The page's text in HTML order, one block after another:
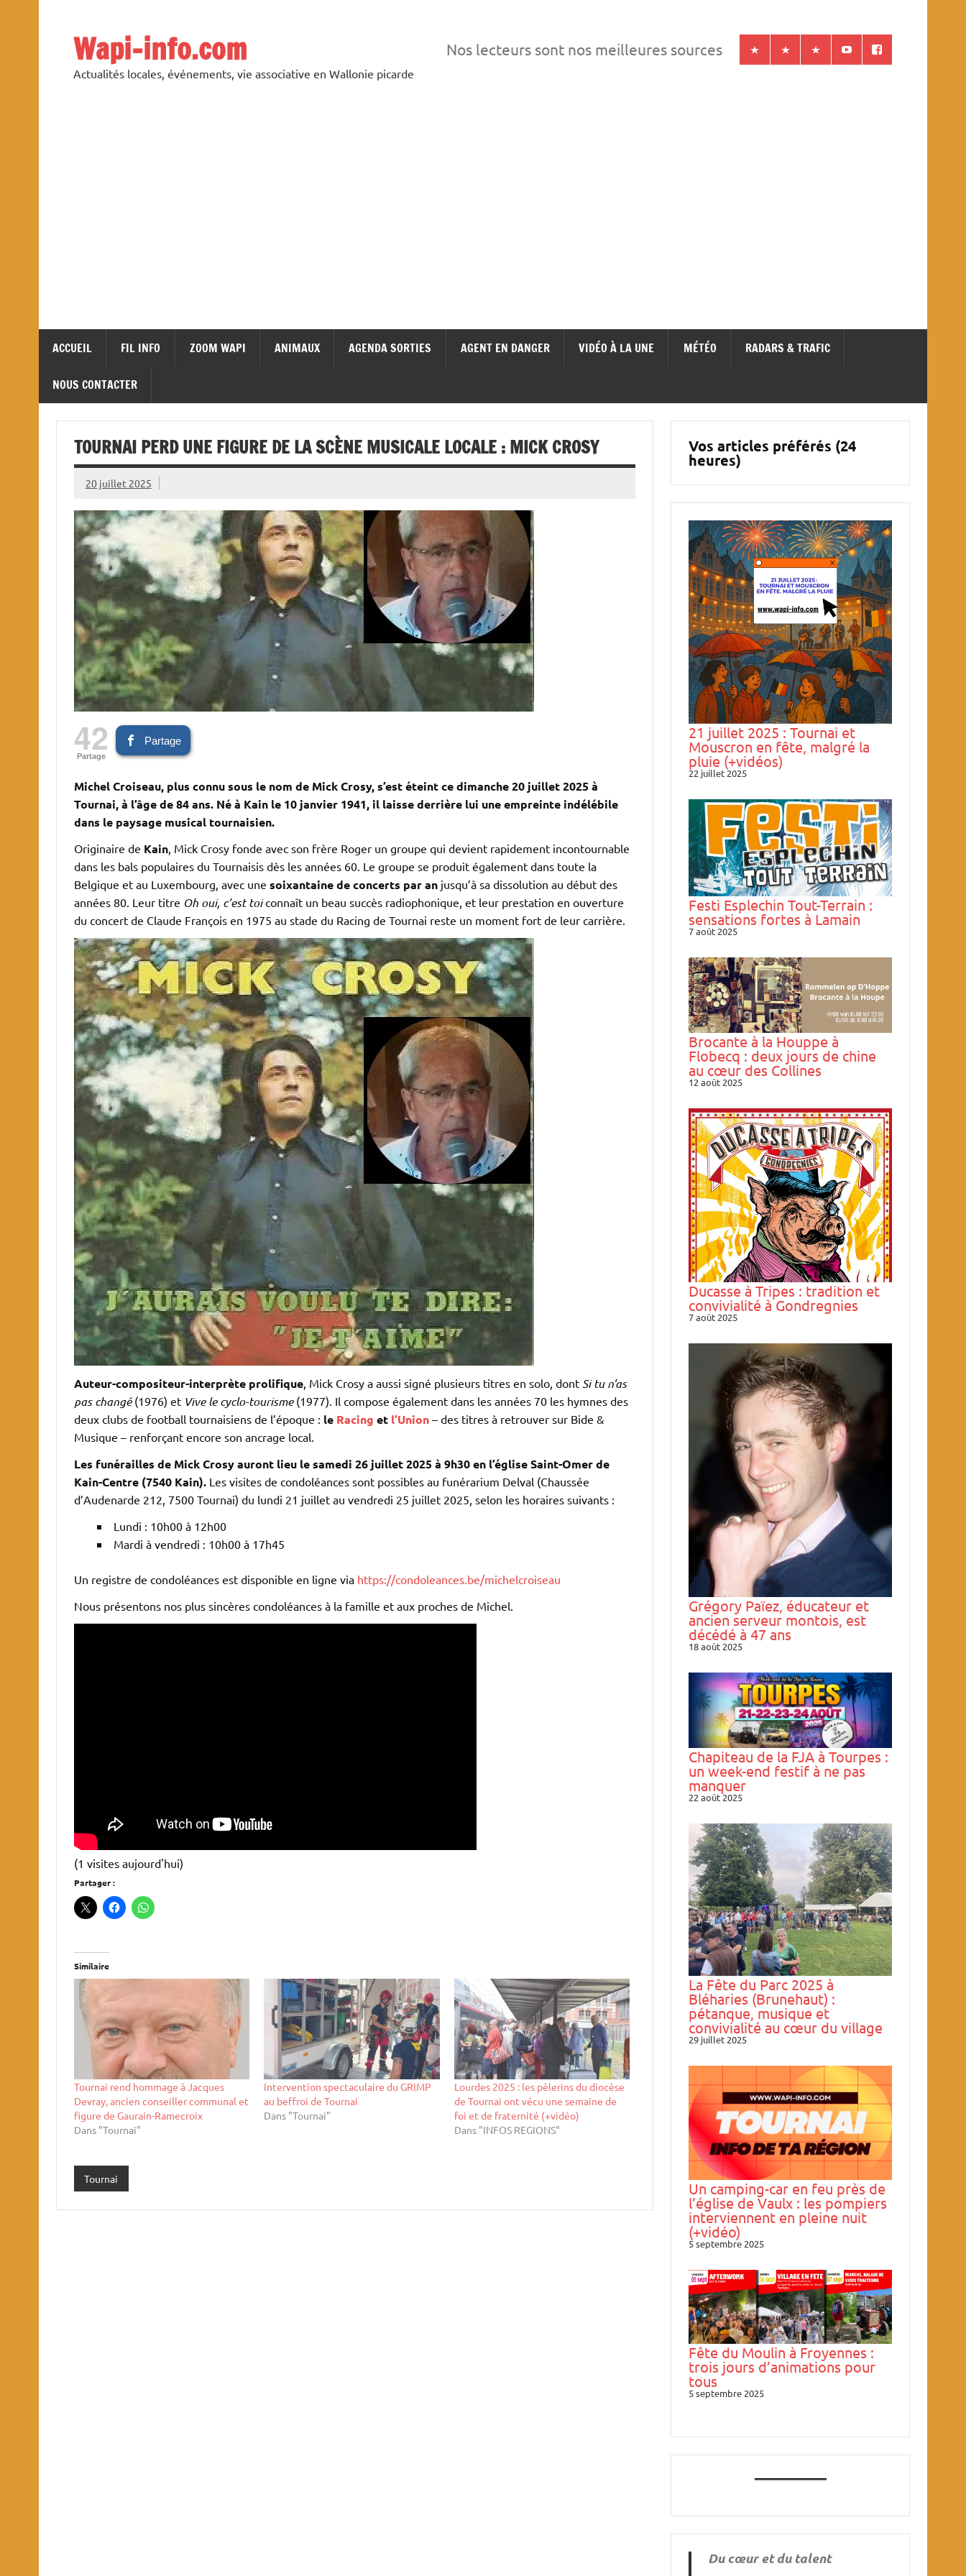
Wapi-info.com
Actualités locales, événements, vie associative en Wallonie picarde
Nos lecteurs sont nos meilleures sources
ACCUEIL FIL INFO ZOOM WAPI ANIMAUX AGENDA SORTIES AGENT EN DANGER VIDÉO À LA UNE MÉTÉO RADARS & TRAFIC
NOUS CONTACTER
TOURNAI PERD UNE FIGURE DE LA SCÈNE MUSICALE LOCALE : MICK CROSY
20 juillet 2025
42
Partage
Partage
Michel Croiseau, plus connu sous le nom de Mick Crosy, s’est éteint ce dimanche 20 juillet 2025 à
Tournai, à l’âge de 84 ans. Né à Kain le 10 janvier 1941, il laisse derrière lui une empreinte indélébile
dans le paysage musical tournaisien.
Originaire de Kain, Mick Crosy fonde avec son frère Roger un groupe qui devient rapidement incontournable
dans les bals populaires du Tournaisis dès les années 60. Le groupe se produit également dans toute la
Belgique et au Luxembourg, avec une soixantaine de concerts par anjusqu’à sa dissolution au début des
années 80. Leur titre Oh oui, c’est toiconnaît un beau succès radiophonique, et leur prestation en ouverture
du concert de Claude François en 1975 au stade du Racing de Tournai reste un moment fort de leur carrière.
Auteur-compositeur-interprète prolifique, Mick Crosy a aussi signé plusieurs titres en solo, dont Si tu n’as
pas changé(1976) et Vive le cyclo-tourisme(1977). Il compose également dans les années 70 les hymnes des
deux clubs de football tournaisiens de l’époque : le Racing et l’Union– des titres à retrouver sur Bide &
Musique – renforçant encore son ancrage local.
Les funérailles de Mick Crosy auront lieu le samedi 26 juillet 2025 à 9h30 en l’église Saint-Omer de
Kain-Centre (7540 Kain).Les visites de condoléances sont possibles au funérarium Delval (Chaussée
d’Audenarde 212, 7500 Tournai) du lundi 21 juillet au vendredi 25 juillet 2025, selon les horaires suivants :
Lundi : 10h00 à 12h00
Mardi à vendredi : 10h00 à 17h45
Un registre de condoléances est disponible en ligne via https://condoleances.be/michelcroiseau
Nous présentons nos plus sincères condoléances à la famille et aux proches de Michel.
(1 visites aujourd'hui)
Partager :
Similaire
Tournai rend hommage à Jacques
Devray, ancien conseiller communal et
figure de Gaurain-Ramecroix
Dans "Tournai"
Intervention spectaculaire du GRIMP
au beffroi de Tournai
Dans "Tournai"
Lourdes 2025 : les pèlerins du diocèse
de Tournai ont vécu une semaine de
foi et de fraternité (+vidéo)
Dans "INFOS REGIONS"
Tournai
Vos articles préférés (24
heures)
21 juillet 2025 : Tournai et
Mouscron en fête, malgré la
pluie (+vidéos)
22 juillet 2025
Festi Esplechin Tout-Terrain :
sensations fortes à Lamain
7 août 2025
Brocante à la Houppe à
Flobecq : deux jours de chine
au cœur des Collines
12 août 2025
Ducasse à Tripes : tradition et
convivialité à Gondregnies
7 août 2025
Grégory Païez, éducateur et
ancien serveur montois, est
décédé à 47 ans
18 août 2025
Chapiteau de la FJA à Tourpes :
un week-end festif à ne pas
manquer
22 août 2025
La Fête du Parc 2025 à
Bléharies (Brunehaut) :
pétanque, musique et
convivialité au cœur du village
29 juillet 2025
Un camping-car en feu près de
l’église de Vaulx : les pompiers
interviennent en pleine nuit
(+vidéo)
5 septembre 2025
Fête du Moulin à Froyennes :
trois jours d’animations pour
tous
5 septembre 2025
Du cœur et du talent